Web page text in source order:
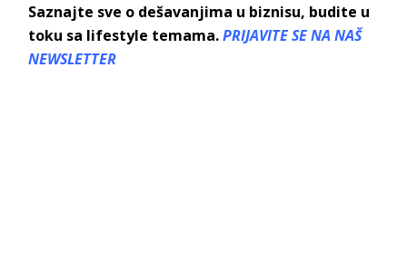
Saznajte sve o dešavanjima u biznisu, budite u
toku sa lifestyle temama.PRIJAVITE SE NA NAŠ
NEWSLETTER